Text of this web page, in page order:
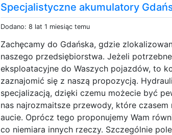
Specjalistyczne akumulatory
Dodano: 8 lat 1 miesiąc temu
Zachęcamy do Gdańska, gdzie
naszego przedsiębiorstwa. Jeżeli
eksploatacyjne do Waszych pojazdów, to
zaznajomić się z naszą propozycją.
specjalizacją, dzięki czemu możecie być
nas najrozmaitsze przewody, które
aucie. Oprócz tego proponujemy Wam
co niemiara innych rzeczy. Szczególnie